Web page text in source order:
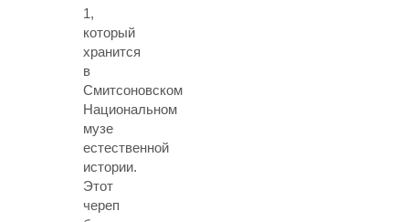
1,
который
хранится
в
Смитсоновском
Национальном
музе
естественной
истории.
Этот
череп